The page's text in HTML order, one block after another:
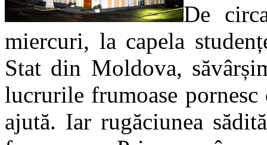
De
miercuri, la capela
Stat din Moldova,
lucrurile frumoase
ajută. Iar rugăciunea